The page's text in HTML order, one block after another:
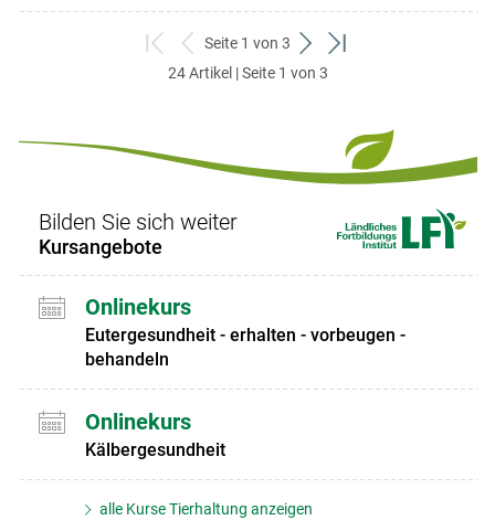
zum
ersten
zurück
zum
Seite 1 von 3
weiter
zum
zum
24 Artikel | Seite 1 von 3
Bilden Sie sich weiter
Kursangebote
Onlinekurs
Eutergesundheit - erhalten - vorbeugen -
behandeln
Onlinekurs
Kälbergesundheit
alle Kurse Tierhaltung anzeigen